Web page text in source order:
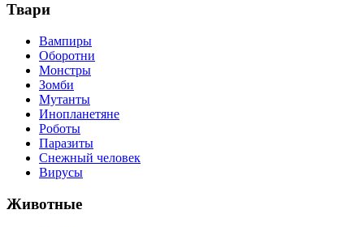
Твари
Вампиры
Оборотни
Монстры
Зомби
Мутанты
Инопланетяне
Роботы
Паразиты
Снежный человек
Вирусы
Животные